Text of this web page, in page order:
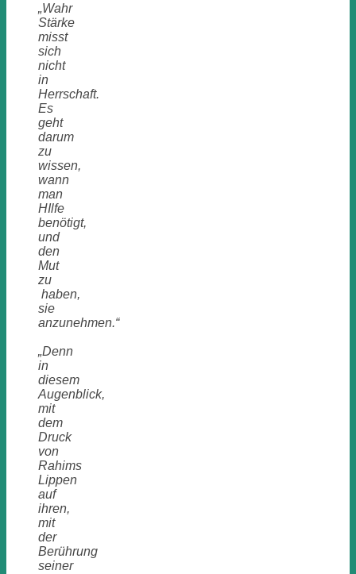
„Wahr
Stärke
misst
sich
nicht
in
Herrschaft.
Es
geht
darum
zu
wissen,
wann
man
HIlfe
benötigt,
und
den
Mut
zu
haben,
sie
anzunehmen.“
„Denn
in
diesem
Augenblick,
mit
dem
Druck
von
Rahims
Lippen
auf
ihren,
mit
der
Berührung
seiner